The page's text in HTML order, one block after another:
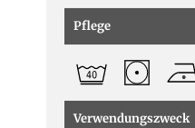
Pflege
Verwendungszweck